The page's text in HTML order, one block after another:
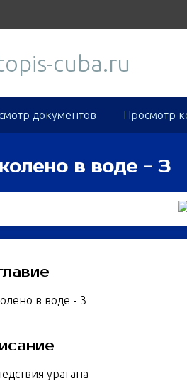
документов Просмотр
в воде - 3
в воде - 3
урагана